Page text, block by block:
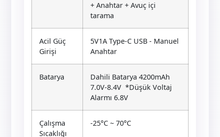
+ Anahtar + Avuç içi
tarama
Acil Güç
Girişi
5V1A Type-C USB - Manuel
Anahtar
Batarya
Dahili Batarya 4200mAh
7.0V-8.4V *Düşük Voltaj
Alarmı 6.8V
Çalışma
Sıcaklığı
-25°C ~ 70°C